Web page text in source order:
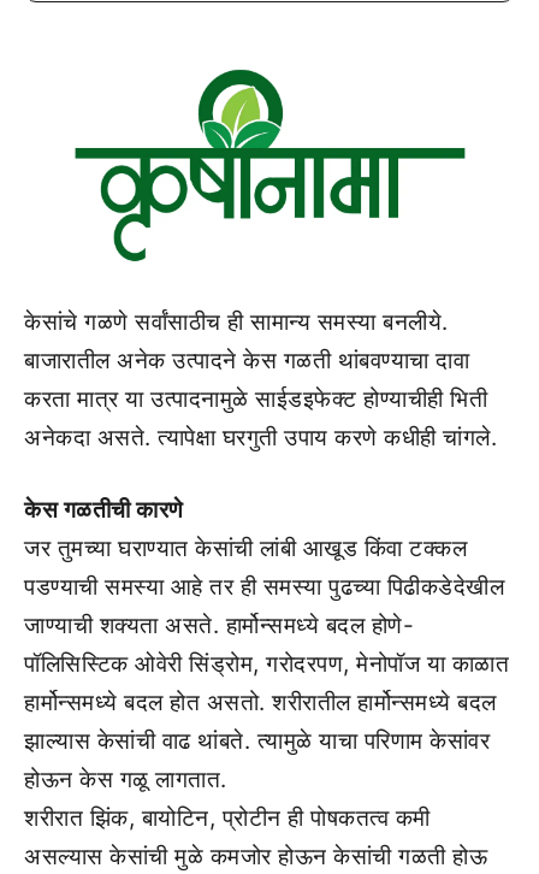
केसांचे गळणे सर्वांसाठीच ही सामान्य समस्या बनलीये.
बाजारातील अनेक उत्पादने केस गळती थांबवण्याचा दावा
करता मात्र या उत्पादनामुळे साईडइफेक्ट होण्याचीही भिती
अनेकदा असते. त्यापेक्षा घरगुती उपाय करणे कधीही चांगले.
केस गळतीची कारणे
जर तुमच्या घराण्यात केसांची लांबी आखूड किंवा टक्कल
पडण्याची समस्या आहे तर ही समस्या पुढच्या पिढीकडेदेखील
जाण्याची शक्यता असते. हार्मोन्समध्ये बदल होणे-
पॉलिसिस्टिक ओवेरी सिंड्रोम, गरोदरपण, मेनोपॉज या काळात
हार्मोन्समध्ये बदल होत असतो. शरीरातील हार्मोन्समध्ये बदल
झाल्यास केसांची वाढ थांबते. त्यामुळे याचा परिणाम केसांवर
होऊन केस गळू लागतात.
शरीरात झिंक, बायोटिन, प्रोटीन ही पोषकतत्व कमी
असल्यास केसांची मुळे कमजोर होऊन केसांची गळती होऊ